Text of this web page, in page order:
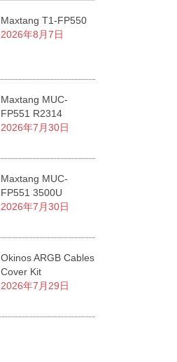
Maxtang T1-FP550
2026年8月7日
Maxtang MUC-
FP551 R2314
2026年7月30日
Maxtang MUC-
FP551 3500U
2026年7月30日
Okinos ARGB Cables
Cover Kit
2026年7月29日